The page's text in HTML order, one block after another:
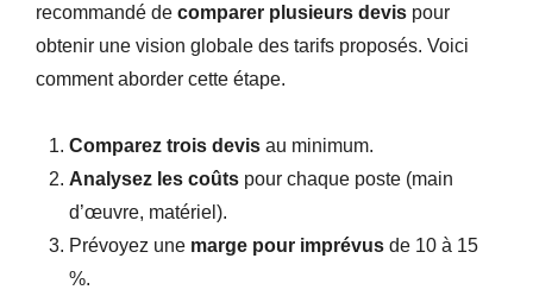
recommandé de comparer plusieurs devis pour
obtenir une vision globale des tarifs proposés. Voici
comment aborder cette étape.
Comparez trois devis au minimum.
Analysez les coûts pour chaque poste (main
d’œuvre, matériel).
Prévoyez une marge pour imprévus de 10 à 15
%.